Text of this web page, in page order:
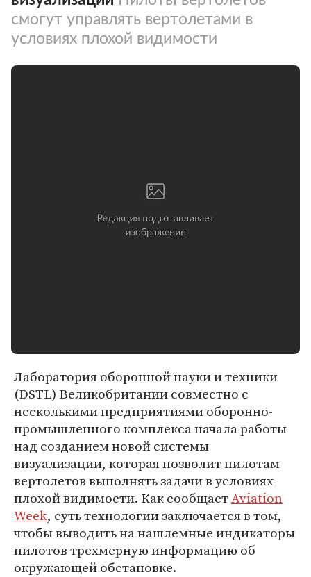
смогут управлять вертолетами в
условиях плохой видимости
Лаборатория оборонной науки и техники
(DSTL) Великобритании совместно с
несколькими предприятиями оборонно-
промышленного комплекса начала работы
над созданием новой системы
визуализации, которая позволит пилотам
вертолетов выполнять задачи в условиях
плохой видимости. Как сообщаетAviation
Week, суть технологии заключается в том,
чтобы выводить на нашлемные индикаторы
пилотов трехмерную информацию об
окружающей обстановке.